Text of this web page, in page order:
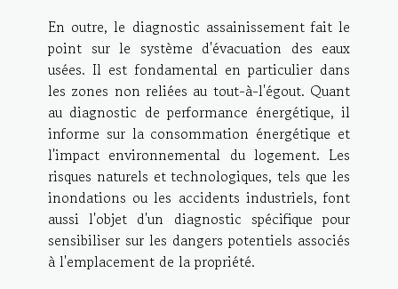
En outre, le diagnostic assainissement fait le
point sur le système d'évacuation des eaux
usées. Il est fondamental en particulier dans
les zones non reliées au tout-à-l'égout. Quant
au diagnostic de performance énergétique, il
informe sur la consommation énergétique et
l'impact environnemental du logement. Les
risques naturels et technologiques, tels que les
inondations ou les accidents industriels, font
aussi l'objet d'un diagnostic spécifique pour
sensibiliser sur les dangers potentiels associés
à l'emplacement de la propriété.